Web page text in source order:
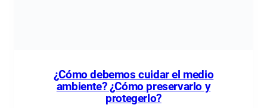
¿Cómo debemos cuidar el medio
ambiente? ¿Cómo preservarlo y
protegerlo?